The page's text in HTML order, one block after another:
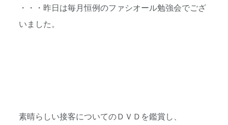
・・・昨日は毎月恒例のファシオール勉強会でござ
いました。
素晴らしい接客についてのＤＶＤを鑑賞し、